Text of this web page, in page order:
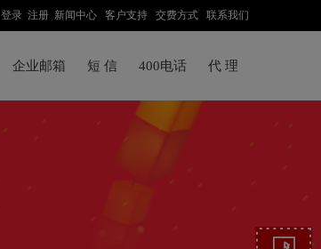
登录 注册 新闻中心 客户支持 交费方式 联系我们
企业邮箱 短 信 400电话 代 理